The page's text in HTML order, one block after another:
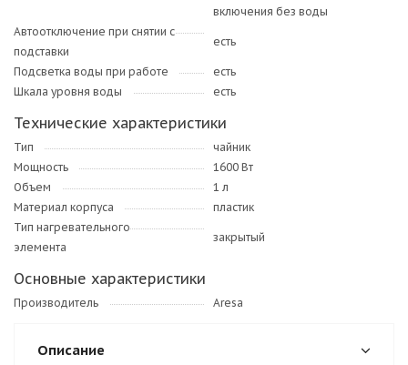
включения без воды
Автоотключение при снятии с
подставки
есть
Подсветка воды при работе
есть
Шкала уровня воды
есть
Технические характеристики
Тип
чайник
Мощность
1600 Вт
Объем
1 л
Материал корпуса
пластик
Тип нагревательного
элемента
закрытый
Основные характеристики
Производитель Aresa
Описание